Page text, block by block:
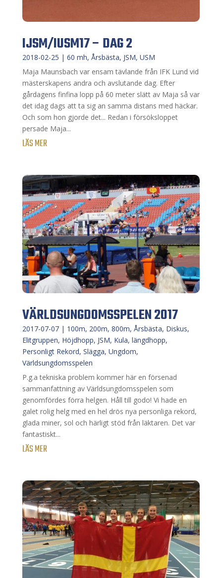
IJSM/IUSM17 – DAG 2
2018-02-25 | 60 mh, Årsbästa, JSM, USM
Maja Maunsbach var ensam tävlande från IFK Lund vid
mästerskapens andra och avslutande dag. Efter
gårdagens finfina lopp på 60 meter slätt av Maja så var
det idag dags att ta sig an samma distans med häckar.
Och som hon gjorde det... Redan i försöksloppet
persade Maja...
LÄS MER
VÄRLDSUNGDOMSSPELEN 2017
2017-07-07| 100m, 200m, 800m, Årsbästa, Diskus,
Elitgruppen, Höjdhopp, JSM, Kula, längdhopp,
Personligt Rekord, Slägga, Ungdom,
Världsungdomsspelen
P.g.a tekniska problem kommer här en försenad
sammanfattning av Världsungdomsspelen som
genomfördes förra helgen. Håll till godo! Vi hade en
galet rolig helg med en hel drös nya personliga rekord,
glada miner, sol och härligt stöd från läktaren. Det var
fantastiskt...
LÄS MER